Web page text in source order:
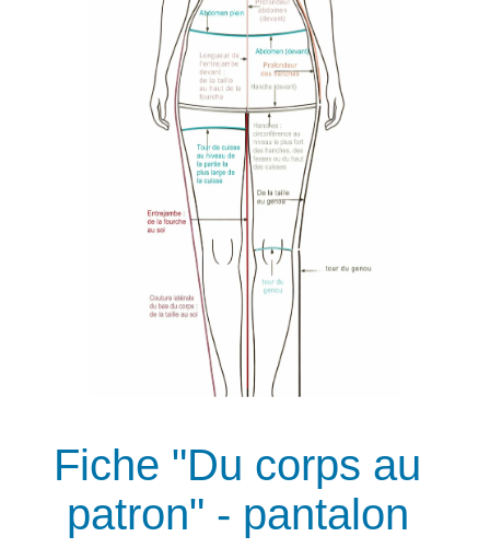
Fiche "Du corps au
patron" - pantalon